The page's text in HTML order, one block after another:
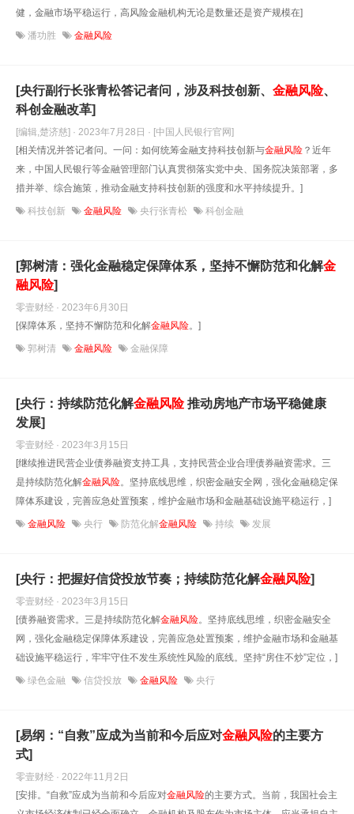
健，金融市场平稳运行，高风险金融机构无论是数量还是资产规模在]
潘功胜 金融风险
[央行副行长张青松答记者问，涉及科技创新、 金融风险、
科创金融改革]
[编辑,楚济慈] · 2023年7月28日 · [中国人民银行官网]
[相关情况并答记者问。一问：如何统筹金融支持科技创新与金融风险 ？近年
来，中国人民银行等金融管理部门认真贯彻落实党中央、国务院决策部署，多
措并举、综合施策，推动金融支持科技创新的强度和水平持续提升。]
科技创新 金融风险 央行张青松 科创金融
[郭树清：强化金融稳定保障体系，坚持不懈防范和化解金
融风险]
零壹财经 · 2023年6月30日
[保障体系，坚持不懈防范和化解金融风险。]
郭树清 金融风险 金融保障
[央行：持续防范化解金融风险推动房地产市场平稳健康
发展]
零壹财经 · 2023年3月15日
[继续推进民营企业债券融资支持工具，支持民营企业合理债券融资需求。三
是持续防范化解金融风险。坚持底线思维，织密金融安全网，强化金融稳定保
障体系建设，完善应急处置预案，维护金融市场和金融基础设施平稳运行，]
金融风险 央行 防范化解金融风险 持续 发展
[央行：把握好信贷投放节奏；持续防范化解金融风险]
零壹财经 · 2023年3月15日
[债券融资需求。三是持续防范化解金融风险。坚持底线思维，织密金融安全
网，强化金融稳定保障体系建设，完善应急处置预案，维护金融市场和金融基
础设施平稳运行，牢牢守住不发生系统性风险的底线。坚持“房住不炒”定位，]
绿色金融 信贷投放 金融风险 央行
[易纲：“自救”应成为当前和今后应对金融风险的主要方
式]
零壹财经 · 2022年11月2日
[安排。“自救”应成为当前和今后应对金融风险的主要方式。当前，我国社会主